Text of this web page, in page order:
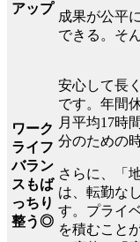
アップ
成果が公平
できる。そ
ワーク
ライフ
バラン
スもば
っちり
整う◎
安心して長
です。年間
月平均17時
分のための
さらに、「
は、転勤な
す。プライ
を積むこと